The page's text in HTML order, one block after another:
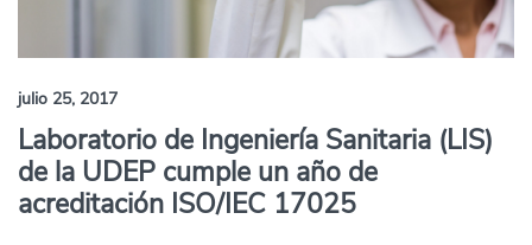
julio 25, 2017
Laboratorio de Ingeniería Sanitaria (LIS)
de la UDEP cumple un año de
acreditación ISO/IEC 17025